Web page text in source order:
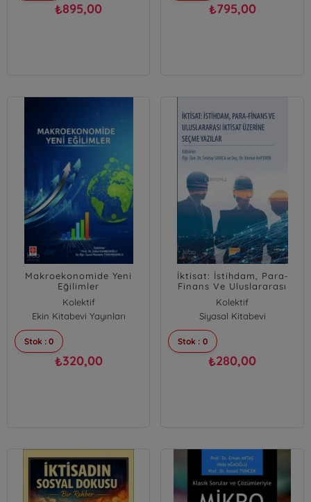
₺895,00 ₺795,00
Makroekonomide Yeni
Eğilimler
Kolektif
Ekin Kitabevi Yayınları
Stok : 0
₺320,00
İktisat: İstihdam, Para‐
Finans Ve Uluslararası
İktisat Üzerine Seçme
Yazılar
Kolektif
Siyasal Kitabevi
Stok : 0
₺280,00